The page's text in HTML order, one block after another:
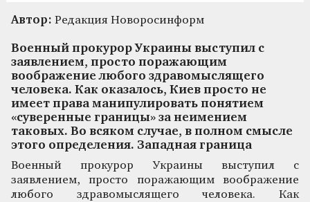
Автор: Редакция Новоросинформ
Военный прокурор Украины выступил с
заявлением, просто поражающим
воображение любого здравомыслящего
человека. Как оказалось, Киев просто не
имеет права манипулировать понятием
«суверенные границы» за неимением
таковых. Во всяком случае, в полном смысле
этого определения. Западная граница
Военный прокурор Украины выступил с
заявлением, просто поражающим воображение
любого здравомыслящего человека. Как